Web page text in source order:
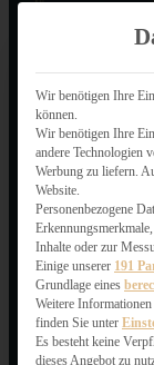
Wir benötigen Ihre
können.
Wir benötigen Ihre
andere Technologien
Werbung zu liefern.
Website.
Personenbezogene
Inhalte oder zur
Einige unserer 191
Grundlage eines
Weitere
finden Sie unter
Es besteht keine
dieses Angebot zu